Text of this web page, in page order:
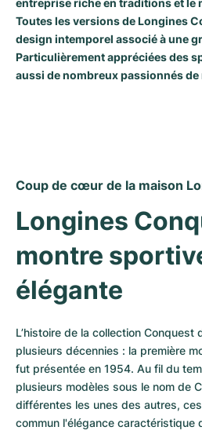
Montres pour femmes
Montres pour femmes
Toutes les versions de Longines
design intemporel associé à une
Particulièrement appréciées des
aussi de nombreux passionnés
Coup de cœur de la maison
Longines
montre
élégante
L’histoire de la collection Conquest
plusieurs décennies : la première
fut présentée en 1954. Au fil du
plusieurs modèles sous le nom de
différentes les unes des autres,
commun l'élégance caractéristique